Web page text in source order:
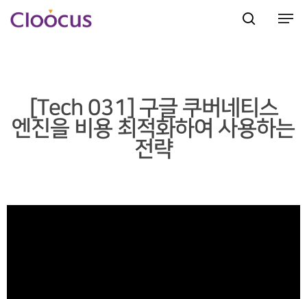
[Tech 031] 구글 쿠버네티스
엔진을 비용 최적화하여 사용하는
전략